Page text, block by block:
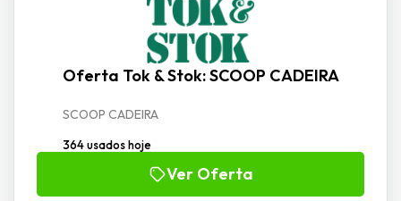
Oferta Tok & Stok: SCOOP CADEIRA
SCOOP CADEIRA
364 usados hoje
Ver Oferta